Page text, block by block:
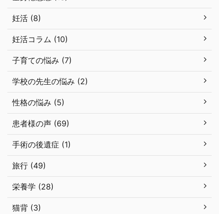
妊活 (8)
妊活コラム (10)
子育ての悩み (7)
学校の先生の悩み (2)
性格の悩み (5)
患者様の声 (69)
手術の後遺症 (1)
旅行 (49)
栄養学 (28)
猫背 (3)